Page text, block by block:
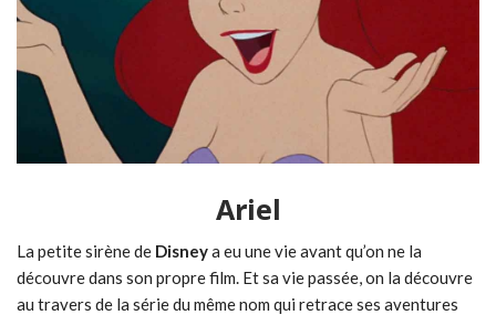
Ariel
La petite sirène de Disneya eu une vie avant qu’on ne la
découvre dans son propre film. Et sa vie passée, on la découvre
au travers de la série du même nom qui retrace ses aventures